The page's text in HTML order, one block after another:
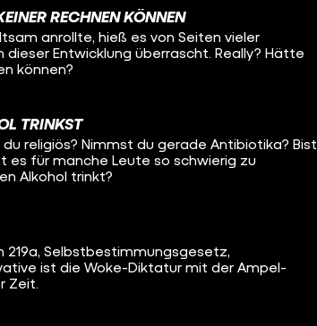
RECHNEN KÖNNEN
anrollte, hieß es von Seiten vieler
dieser Entwicklung überrascht. Really? Hätte
können?
TRINKST
du religiös? Nimmst du gerade Antibiotika? Bist
es für manche Leute so schwierig zu
Alkohol trinkt?
Selbstbestimmungsgesetz,
ist die Woke-Diktatur mit der Ampel-
Zeit.